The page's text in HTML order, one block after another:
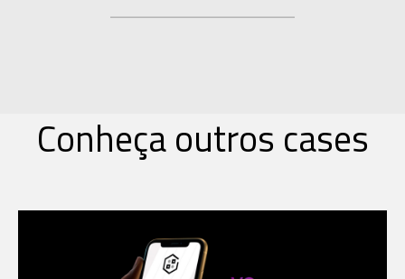
Conheça outros cases